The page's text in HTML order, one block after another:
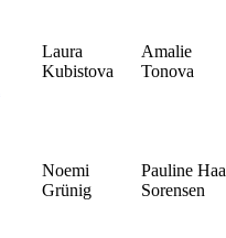
Laura
Kubistova
Amalie
Tonova
Noemi
Grünig
Pauline
Sorensen